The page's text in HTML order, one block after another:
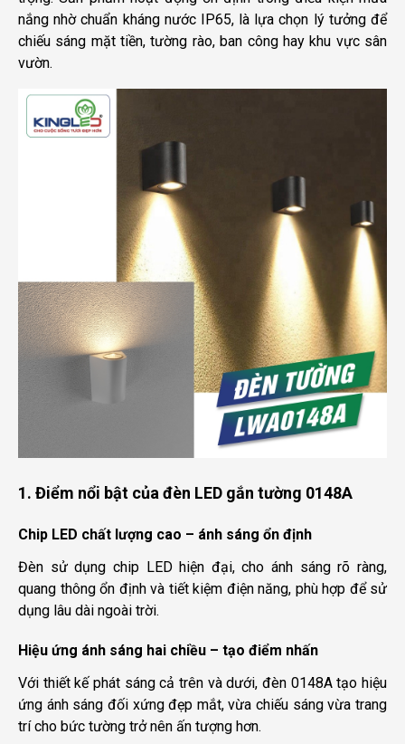
nắng nhờ chuẩn kháng nước IP65, là lựa chọn lý tưởng để
chiếu sáng mặt tiền, tường rào, ban công hay khu vực sân
vườn.
1. Điểm nổi bật của đèn LED gắn tường 0148A
Chip LED chất lượng cao – ánh sáng ổn định
Đèn sử dụng chip LED hiện đại, cho ánh sáng rõ ràng,
quang thông ổn định và tiết kiệm điện năng, phù hợp để sử
dụng lâu dài ngoài trời.
Hiệu ứng ánh sáng hai chiều – tạo điểm nhấn
Với thiết kế phát sáng cả trên và dưới, đèn 0148A tạo hiệu
ứng ánh sáng đối xứng đẹp mắt, vừa chiếu sáng vừa trang
trí cho bức tường trở nên ấn tượng hơn.